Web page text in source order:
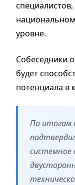
уровне.
Собеседники
будет
потенциала в
По итогам
системное